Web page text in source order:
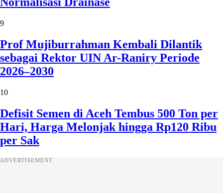
9
Prof Mujiburrahman Kembali Dilantik
sebagai Rektor UIN Ar-Raniry Periode
2026–2030
10
Defisit Semen di Aceh Tembus 500 Ton per
Hari, Harga Melonjak hingga Rp120 Ribu
per Sak
ADVERTISEMENT